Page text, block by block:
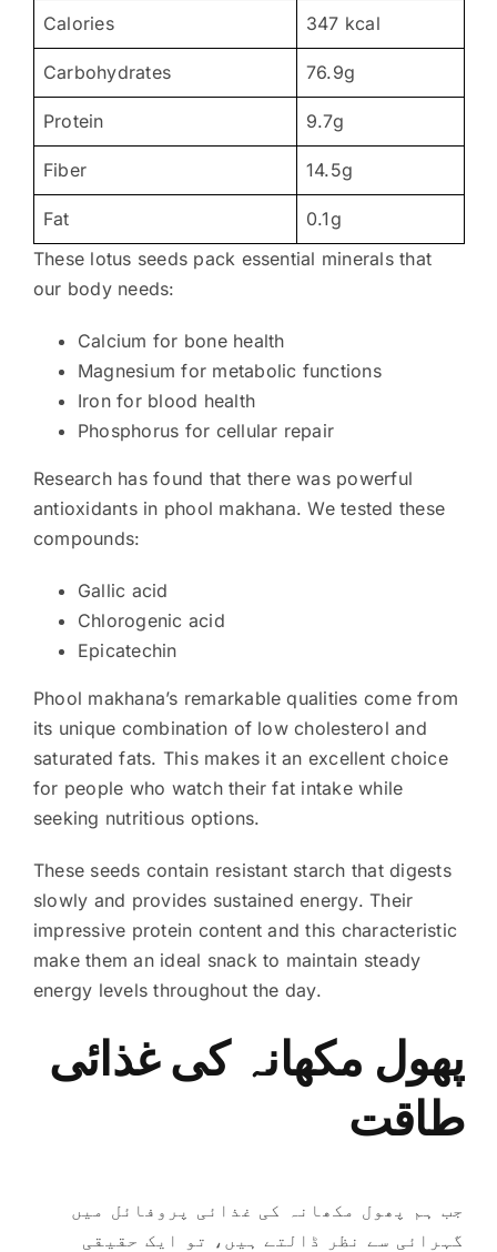
Calories
347 kcal
Carbohydrates 76.9g
Protein 9.7g
Fiber 14.5g
Fat
0.1g
These lotus seeds pack essential minerals that
our body needs:
Calcium for bone health
Magnesium for metabolic functions
Iron for blood health
Phosphorus for cellular repair
Research has found that there was powerful
antioxidants in phool makhana. We tested these
compounds:
Gallic acid
Chlorogenic acid
Epicatechin
Phool makhana’s remarkable qualities come from
its unique combination of low cholesterol and
saturated fats. This makes it an excellent choice
for people who watch their fat intake while
seeking nutritious options.
These seeds contain resistant starch that digests
slowly and provides sustained energy. Their
impressive protein content and this characteristic
make them an ideal snack to maintain steady
energy levels throughout the day.
پھول مکھانہ کی غذائی
طاقت
جب ہم پھول مکھانہ کی غذائی پروفائل میں
گہرائی سے نظر ڈالتے ہیں، تو ایک حقیقی